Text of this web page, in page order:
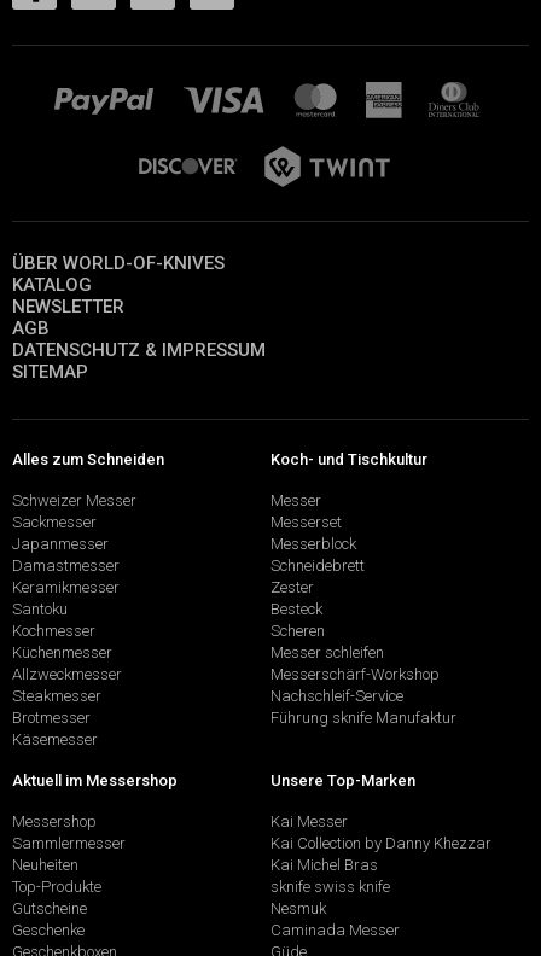
ÜBER WORLD-OF-KNIVES
KATALOG
NEWSLETTER
AGB
DATENSCHUTZ & IMPRESSUM
SITEMAP
Alles zum Schneiden
Schweizer Messer
Sackmesser
Japanmesser
Damastmesser
Keramikmesser
Santoku
Kochmesser
Küchenmesser
Allzweckmesser
Steakmesser
Brotmesser
Käsemesser
Koch- und Tischkultur
Messer
Messerset
Messerblock
Schneidebrett
Zester
Besteck
Scheren
Messer schleifen
Messerschärf-Workshop
Nachschleif-Service
Führung sknife Manufaktur
Aktuell im Messershop
Messershop
Sammlermesser
Neuheiten
Top-Produkte
Gutscheine
Geschenke
Geschenkboxen
Unsere Top-Marken
Kai Messer
Kai Collection by Danny Khezzar
Kai Michel Bras
sknife swiss knife
Nesmuk
Caminada Messer
Güde